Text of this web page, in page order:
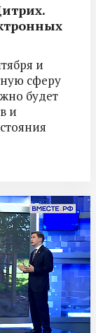
и
сферу
будет
и